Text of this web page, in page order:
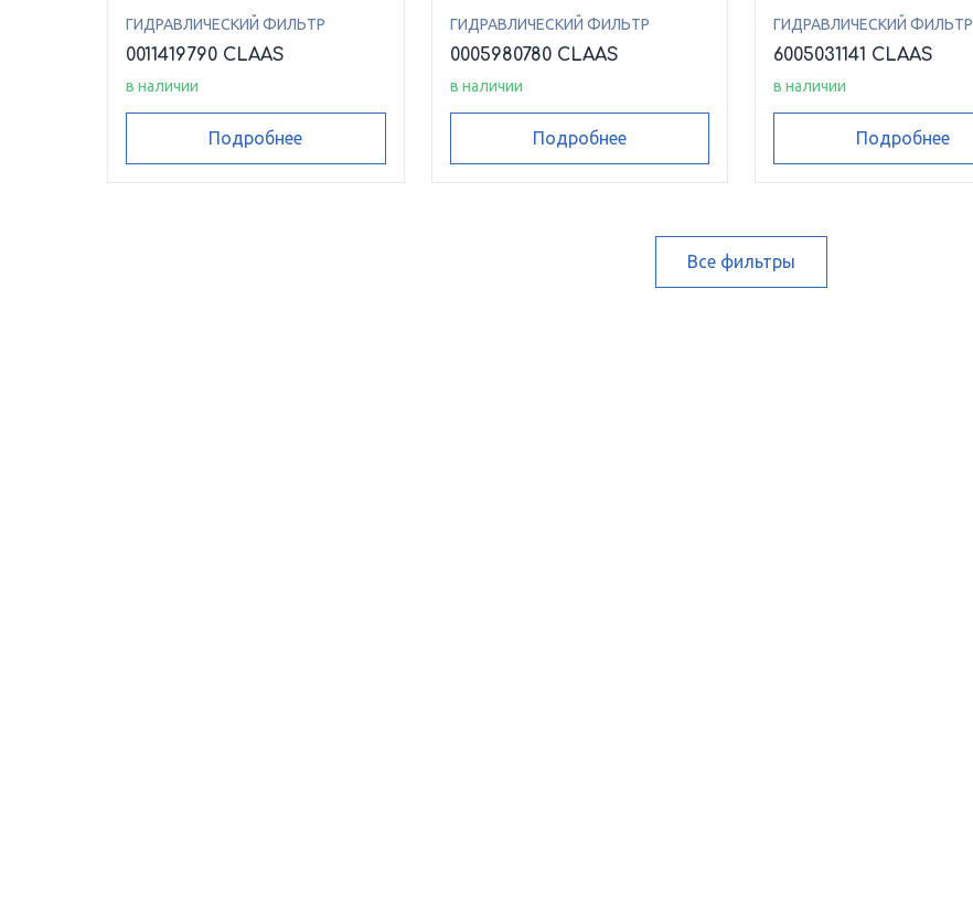
ГИДРАВЛИЧЕСКИЙ ФИЛЬТР
0011419790 CLAAS
в наличии
Подробнее
ГИДРАВЛИЧЕСКИЙ ФИЛЬТР
0005980780 CLAAS
в наличии
Подробнее
ГИДРАВЛИЧЕСКИЙ ФИЛЬТР
6005031141 CLAAS
в наличии
Подробнее
Все фильтры